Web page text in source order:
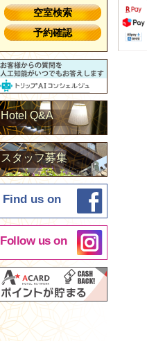
予約確認
Hotel Q&A
スタッフ募集
Find us on
Follow us on